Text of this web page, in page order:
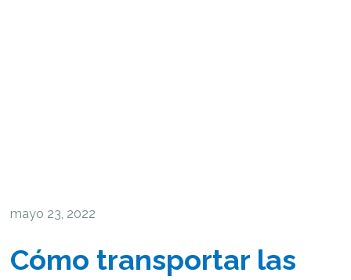
mayo 23, 2022
Cómo transportar las